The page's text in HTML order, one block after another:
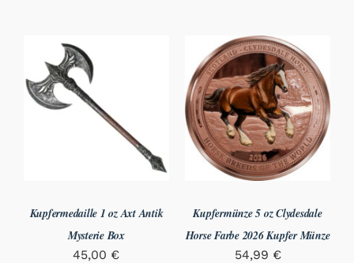
Kupfermedaille 1 oz Axt Antik
Mysterie Box
45,00 €
Kupfermünze 5 oz Clydesdale
Horse Farbe 2026 Kupfer Münze
54,99 €